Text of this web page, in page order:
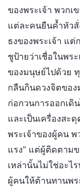
ของพระเจ้า พวกเ
แต่ละคนยืนค้ำหัวสั่
ธงของพระเจ้า แต่
ชูป้ายว่าเชื่อในพร
ของมนุษย์ไปด้วย
กลืนกินดวงจิตของ
ก่อกวนการออกเดิ
และเป็นเครื่องสะ
พระเจ้าของผู้คน
แรง” แต่ผู้ติดตาม
เหล่านั้นไม่ใช่อะไ
ผู้คนให้ต้านทานพร